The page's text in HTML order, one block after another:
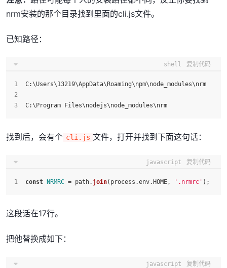
nrm安装的那个目录找到里面的cli.js文件。
已知路径：
shell 复制代码
C:\Users\13219\AppData\Roaming\npm\node_modules\nrm
C:\Program Files\nodejs\node_modules\nrm
找到后，会有个 cli.js 文件，打开并找到下面这句话：
javascript 复制代码
const NRMRC = path. join(process.env. HOME, '.nrmrc' );
这段话在17行。
把他替换成如下：
javascript 复制代码